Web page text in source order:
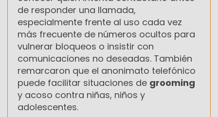
de responder una llamada,
especialmente frente al uso cada vez
más frecuente de números ocultos para
vulnerar bloqueos o insistir con
comunicaciones no deseadas. También
remarcaron que el anonimato telefónico
puede facilitar situaciones de grooming
y acoso contra niñas, niños y
adolescentes.